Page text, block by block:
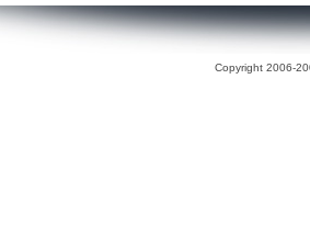
Copyright 2006-